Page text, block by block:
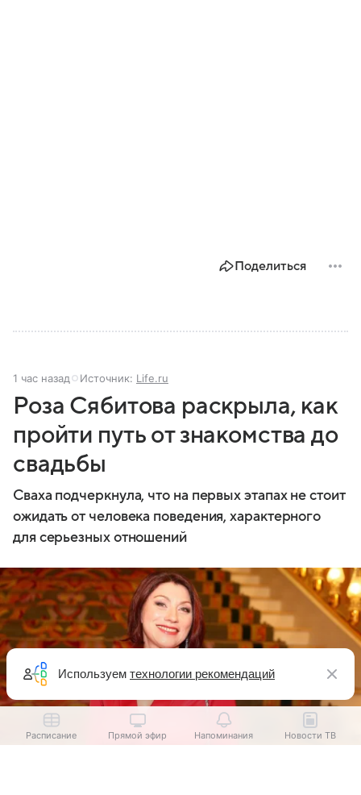
Поделиться
1 час назад Источник: Life.ru
Роза Сябитова раскрыла, как
пройти путь от знакомства до
свадьбы
Сваха подчеркнула, что на первых этапах не стоит
ожидать от человека поведения, характерного
для серьезных отношений
Расписание Прямой эфир Напоминания Новости ТВ
Используем технологии рекомендаций